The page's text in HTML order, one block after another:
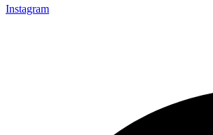
Instagram